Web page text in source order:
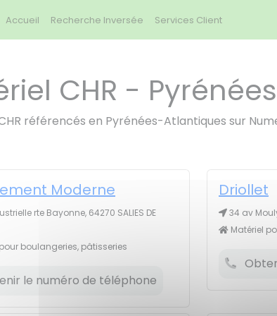
Accueil Recherche Inversée Services Client
CHR -
référencés en Pyrénées-Atlantiques sur
Moderne
rte Bayonne, 64270 SALIES DE
boulangeries, pâtisseries
le numéro de téléphone
Driollet
34 av
Matériel